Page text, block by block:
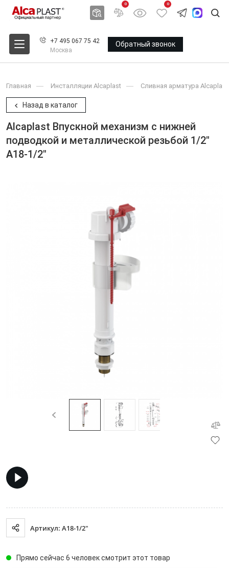
0 0
+7 495 067 75 42
Москва
Обратный звонок
Главная Инсталляции Alcaplast Сливная арматура Alcaplast
Назад в каталог
Alcaplast Впускной механизм с нижней
подводкой и металлической резьбой 1/2"
A18-1/2"
Артикул: A18-1/2"
Прямо сейчас 6 человек смотрит этот товар